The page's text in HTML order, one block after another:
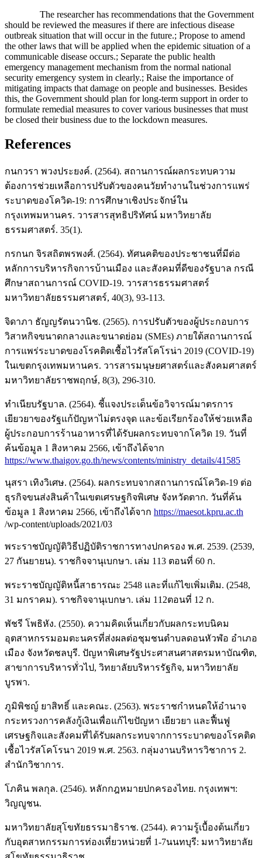
The researcher has recommendations that the Government
should be reviewed the measures if there are infectious disease
outbreak situation that will occur in the future.; Propose to amend
the other laws that will be applied when the epidemic situation of a
communicable disease occurs.; Separate the public health
emergency management mechanism from the normal national
security emergency system in clearly.; Raise the importance of
mitigating impacts that damage on people and businesses. Besides
this, the Government should plan for long-term support in order to
formulate remedial measures to cover various businesses that must
be closed their business due to the lockdown measures.
References
กนกวรา พวงประยงค์. (2564). สถานการณ์ผลกระทบความ
ต้องการช่วยเหลือการปรับตัวของคนวัยทำงานในช่วงการแพร่
ระบาดของโควิด-19: การศึกษาเชิงประจักษ์ใน
กรุงเทพมหานคร. วารสารสุทธิปริทัศน์ มหาวิทยาลัย
ธรรมศาสตร์. 35(1).
กรกนก จิรสถิตพรพงศ์. (2564). ทัศนคติของประชาชนที่มีต่อ
หลักการบริหารกิจการบ้านเมือง และสังคมที่ดีของรัฐบาล กรณี
ศึกษาสถานการณ์ COVID-19. วารสารธรรมศาสตร์
มหาวิทยาลัยธรรมศาสตร์, 40(3), 93-113.
จิดาภา ธัญญรัตนวานิช. (2565). การปรับตัวของผู้ประกอบการ
วิสาหกิจขนาดกลางและขนาดย่อม (SMEs) ภายใต้สถานการณ์
การแพร่ระบาดของโรคติดเชื้อไวรัสโคโรน่า 2019 (COVID-19)
ในเขตกรุงเทพมหานคร. วารสารมนุษยศาสตร์และสังคมศาสตร์
มหาวิทยาลัยราชพฤกษ์, 8(3), 296-310.
ทำเนียบรัฐบาล. (2564). ชี้แจงประเด็นข้อวิจารณ์มาตรการ
เยียวยาของรัฐแก้ปัญหาไม่ตรงจุด และข้อเรียกร้องให้ช่วยเหลือ
ผู้ประกอบการร้านอาหารที่ได้รับผลกระทบจากโควิด 19. วันที่
ค้นข้อมูล 1 สิงหาคม 2566, เข้าถึงได้จาก
https://www.thaigov.go.th/news/contents/ministry_details/41585
นุสรา เทิงวิเศษ. (2564). ผลกระทบจากสถานการณ์โควิด-19 ต่อ
ธุรกิจขนส่งสินค้าในเขตเศรษฐกิจพิเศษ จังหวัดตาก. วันที่ค้น
ข้อมูล 1 สิงหาคม 2566, เข้าถึงได้จาก https://maesot.kpru.ac.th
/wp-content/uploads/2021/03
พระราชบัญญัติวิธีปฏิบัติราชการทางปกครอง พ.ศ. 2539. (2539,
27 กันยายน). ราชกิจจานุเบกษา. เล่ม 113 ตอนที่ 60 ก.
พระราชบัญญัติหนี้สาธารณะ 2548 และที่แก้ไขเพิ่มเติม. (2548,
31 มกราคม). ราชกิจจานุเบกษา. เล่ม 112ตอนที่ 12 ก.
พัชรี โพธิหัง. (2550). ความคิดเห็นเกี่ยวกับผลกระทบนิคม
อุตสาหกรรมอมตะนครที่ส่งผลต่อชุมชนตำบลดอนหัวฬ่อ อำเภอ
เมือง จังหวัดชลบุรี. ปัญหาพิเศษรัฐประศาสนศาสตรมหาบัณฑิต,
สาขาการบริหารทั่วไป, วิทยาลัยบริหารรัฐกิจ, มหาวิทยาลัย
บูรพา.
ภูมิพิชญ์ ยาสิทธิ์ และคณะ. (2563). พระราชกำหนดให้อำนาจ
กระทรวงการคลังกู้เงินเพื่อแก้ไขปัญหา เยียวยา และฟื้นฟู
เศรษฐกิจและสังคมที่ได้รับผลกระทบจากการระบาดของโรคติด
เชื้อไวรัสโคโรนา 2019 พ.ศ. 2563. กลุ่มงานบริหารวิชาการ 2.
สำนักวิชาการ.
โภคิน พลกุล. (2546). หลักกฎหมายปกครองไทย. กรุงเทพฯ:
วิญญูชน.
มหาวิทยาลัยสุโขทัยธรรมาธิราช. (2544). ความรู้เบื้องต้นเกี่ยว
กับอุตสาหกรรมการท่องเที่ยวหน่วยที่ 1-7นนทบุรี: มหาวิทยาลัย